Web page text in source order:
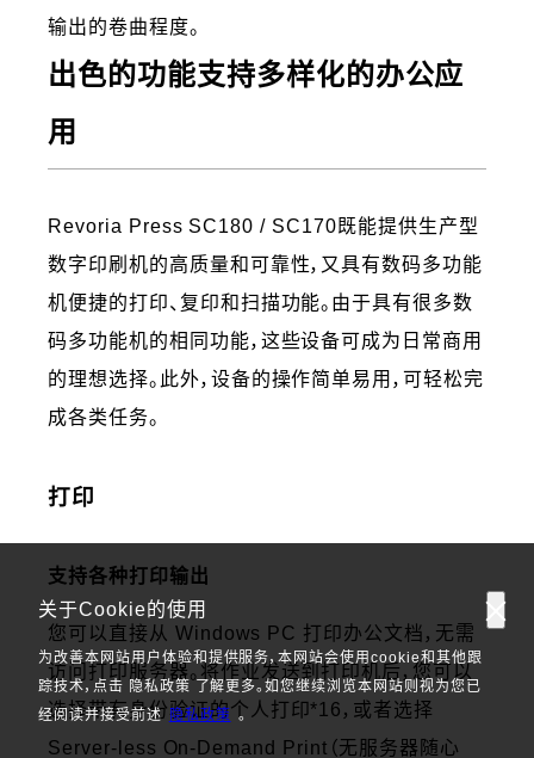
关于Cookie的使用
为改善本网站用户体验和提供服务，本网站会使用cookie和其他跟
踪技术，点击 隐私政策 了解更多。如您继续浏览本网站则视为您已
经阅读并接受前述 隐私政策 。
输出的卷曲程度。
出色的功能支持多样化的办公应
用
Revoria Press SC180 / SC170既能提供生产型
数字印刷机的高质量和可靠性，又具有数码多功能
机便捷的打印、复印和扫描功能。由于具有很多数
码多功能机的相同功能，这些设备可成为日常商用
的理想选择。此外，设备的操作简单易用，可轻松完
成各类任务。
打印
支持各种打印输出
您可以直接从 Windows PC 打印办公文档，无需
访问打印服务器。将作业发送到打印机后，您可以
选择带有身份验证的个人打印*16，或者选择
Server-less On-Demand Print（无服务器随心